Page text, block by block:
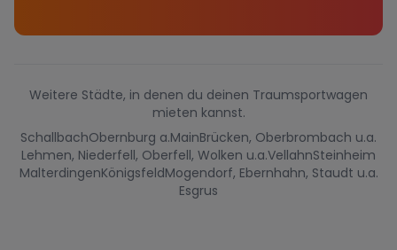
Weitere Städte, in denen du deinen Traumsportwagen
mieten kannst.
SchallbachObernburg a.MainBrücken, Oberbrombach u.a.
Lehmen, Niederfell, Oberfell, Wolken u.a.VellahnSteinheim
MalterdingenKönigsfeldMogendorf, Ebernhahn, Staudt u.a.
Esgrus